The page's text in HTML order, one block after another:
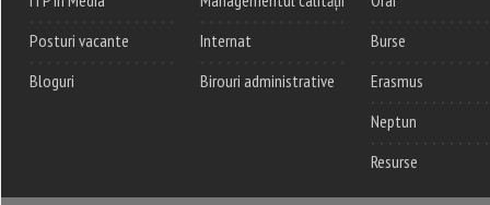
Posturi vacante
Bloguri
Internat
Birouri administrative
Burse
Erasmus
Neptun
Resurse